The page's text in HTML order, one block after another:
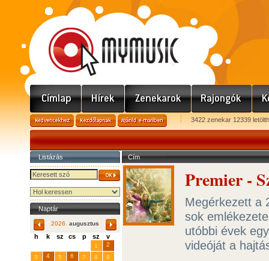
3422 zenekar 12339
Listázás
Naptár
2026. augusztus
h k sz cs p sz v
1
2
3
4 5 6 7 8
9
Cím
Premier -
Megérkezett a
sok
utóbbi évek
videóját a